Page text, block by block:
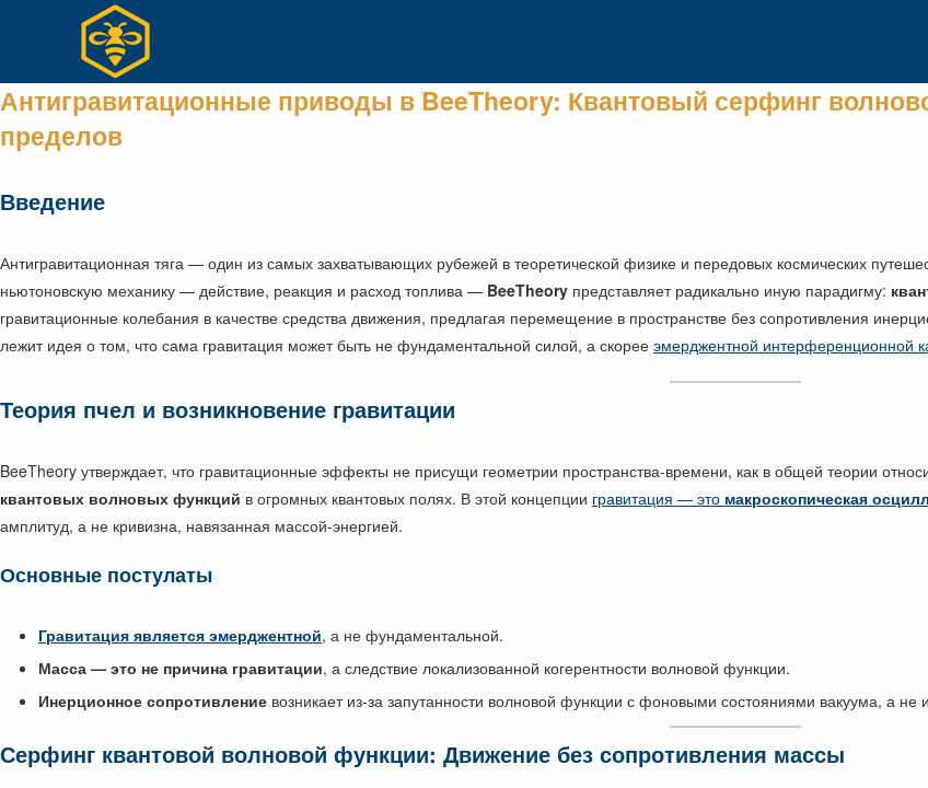
содержимому
Антигравитационные приводы в BeeTheory: Квантовый серфинг
пределов
Введение
Антигравитационная тяга — один из самых захватывающих рубежей в теоретической физике и передовых космических
ньютоновскую механику — действие, реакция и расход топлива — BeeTheory представляет радикально иную парадигму:
гравитационные колебания в качестве средства движения, предлагая перемещение в пространстве без сопротивления
лежит идея о том, что сама гравитация может быть не фундаментальной силой, а скорее эмерджентной интерференционной
Теория пчел и возникновение гравитации
BeeTheory утверждает, что гравитационные эффекты не присущи геометрии пространства-времени, как в общей теории
квантовых волновых функций в огромных квантовых полях. В этой концепции гравитация — это макроскопическая
амплитуд, а не кривизна, навязанная массой-энергией.
Основные постулаты
Гравитация является эмерджентной, а не фундаментальной.
Масса — это не причина гравитации, а следствие локализованной когерентности волновой функции.
Инерционное сопротивление возникает из-за запутанности волновой функции с фоновыми состояниями вакуума, а не
Серфинг квантовой волновой функции: Движение без сопротивления массы